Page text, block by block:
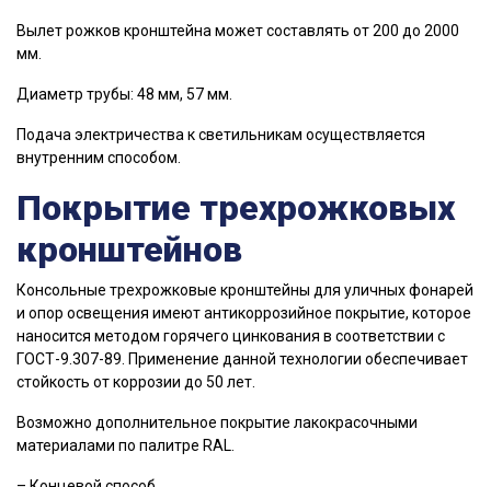
Вылет рожков кронштейна может составлять от 200 до 2000
мм.
Диаметр трубы: 48 мм, 57 мм.
Подача электричества к светильникам осуществляется
внутренним способом.
Покрытие трехрожковых
кронштейнов
Консольные трехрожковые кронштейны для уличных фонарей
и опор освещения имеют антикоррозийное покрытие, которое
наносится методом горячего цинкования в соответствии с
ГОСТ-9.307-89. Применение данной технологии обеспечивает
стойкость от коррозии до 50 лет.
Возможно дополнительное покрытие лакокрасочными
материалами по палитре RAL.